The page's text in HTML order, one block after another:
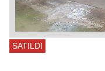
SATILDI